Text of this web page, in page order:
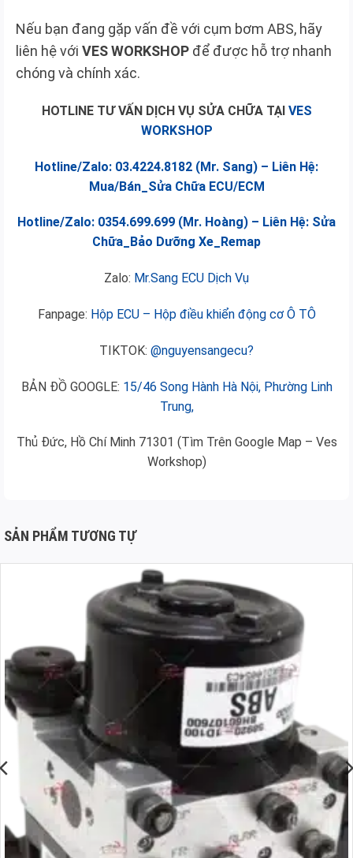
Nếu bạn đang gặp vấn đề với cụm bơm ABS, hãy
liên hệ với VES WORKSHOP để được hỗ trợ nhanh
chóng và chính xác.
HOTLINE TƯ VẤN DỊCH VỤ SỬA CHỮA TẠI VES
WORKSHOP
Hotline/Zalo: 03.4224.8182 (Mr. Sang) – Liên Hệ:
Mua/Bán_Sửa Chữa ECU/ECM
Hotline/Zalo: 0354.699.699 (Mr. Hoàng) – Liên Hệ: Sửa
Chữa_Bảo Dưỡng Xe_Remap
Zalo: Mr.Sang ECU Dịch Vụ
Fanpage: Hộp ECU – Hộp điều khiển động cơ Ô TÔ
TIKTOK: @nguyensangecu?
BẢN ĐỒ GOOGLE: 15/46 Song Hành Hà Nội, Phường Linh
Trung,
Thủ Đức, Hồ Chí Minh 71301 (Tìm Trên Google Map – Ves
Workshop)
SẢN PHẨM TƯƠNG TỰ